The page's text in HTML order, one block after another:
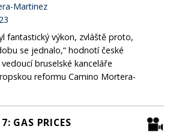
Martinez
fantastický výkon, zvláště proto,
se jednalo,“ hodnotí české
bruselské kanceláře
reformu Camino Mortera-
GAS PRICES